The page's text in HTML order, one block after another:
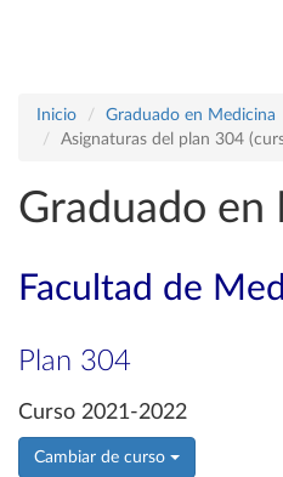
Inicio
Graduado en Medicina
Asignaturas del plan 304
Graduado en
Facultad de
Plan 304
Curso 2021-2022
Cambiar de curso